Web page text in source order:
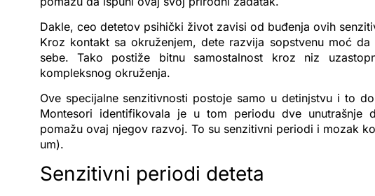
Dakle, ceo detetov psihički život zavisi od buđenja ovih
Kroz kontakt sa okruženjem, dete razvija sopstvenu moć
sebe. Tako postiže bitnu samostalnost kroz niz
kompleksnog okruženja.
Ove specijalne senzitivnosti postoje samo u detinjstvu i to
Montesori identifikovala je u tom periodu dve unutrašnje
pomažu ovaj njegov razvoj. To su senzitivni periodi i mozak
um).
Senzitivni periodi deteta